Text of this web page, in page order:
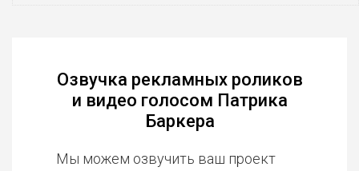
Озвучка рекламных роликов
и видео голосом Патрика
Баркера
Мы можем озвучить ваш проект